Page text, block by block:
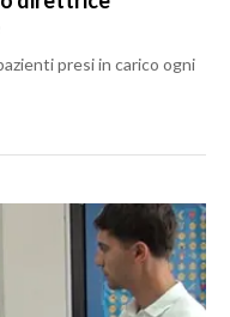
presi in carico ogni